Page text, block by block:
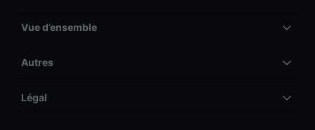
Vue d’ensemble
Autres
Légal